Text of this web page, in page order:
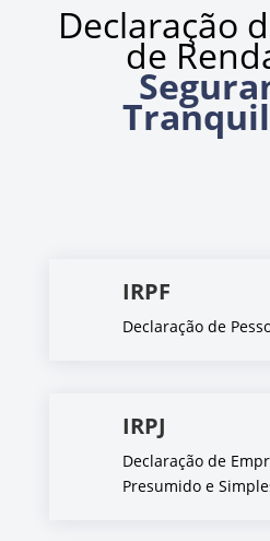
Declaração
de
IRPF
Declaração de
IRPJ
Declaração de
Presumido e